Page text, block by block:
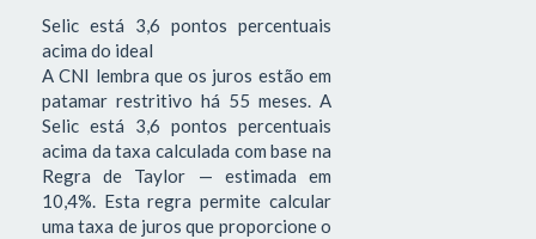
Selic está 3,6 pontos percentuais
acima do ideal
A CNI lembra que os juros estão em
patamar restritivo há 55 meses. A
Selic está 3,6 pontos percentuais
acima da taxa calculada com base na
Regra de Taylor — estimada em
10,4%. Esta regra permite calcular
uma taxa de juros que proporcione o